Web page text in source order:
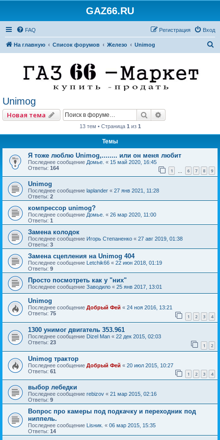
GAZ66.RU
FAQ Вход
Регистрация
На главную Список форумов Железо Unimog
Unimog
Новая тема Поиск
13 тем • Страница 1 из 1
Темы
Я тоже люблю Unimog,........ или он меня любит
Последнее сообщение Домье. « 15 май 2020, 16:45
Ответы: 164 1 6 7 8 9
Unimog
Последнее сообщение laplander « 27 янв 2021, 11:28
Ответы: 2
компрессор unimog?
Последнее сообщение Домье. « 26 мар 2020, 11:00
Ответы: 1
Замена колодок
Последнее сообщение Игорь Степаненко « 27 авг 2019, 01:38
Ответы: 3
Замена сцепления на Unimog 404
Последнее сообщение Letchik66 « 22 июн 2018, 01:19
Ответы: 9
Просто посмотреть как у "них"
Последнее сообщение Заводило « 25 янв 2017, 13:01
Unimog
Последнее сообщение Добрый Фей « 24 ноя 2016, 13:21
Ответы: 75 1 2 3 4
1300 унимог двигатель 353.961
Последнее сообщение Dizel Man « 22 дек 2015, 02:03
Ответы: 23 1 2
Unimog трактор
Последнее сообщение Добрый Фей « 20 июл 2015, 10:27
Ответы: 61 1 2 3 4
выбор лебедки
Последнее сообщение rebizov « 21 мар 2015, 02:16
Ответы: 9
Вопрос про камеры под подкачку и переходник под
ниппель.
Последнее сообщение Lisник. « 06 мар 2015, 15:35
Ответы: 14